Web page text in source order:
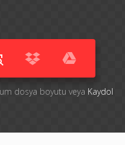
dosya boyutu veya Kaydol